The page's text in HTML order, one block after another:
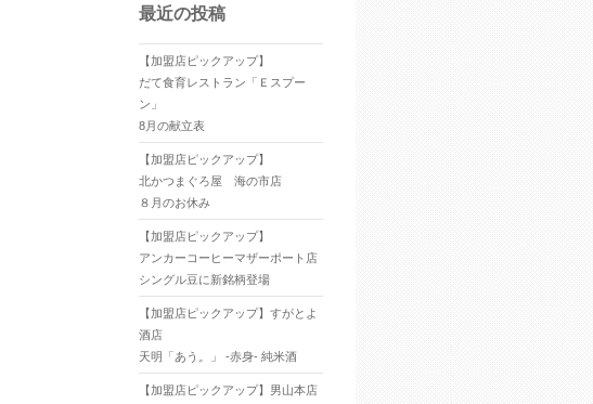
最近の投稿
【加盟店ピックアップ】
だて食育レストラン「Ｅスプー
ン」
8月の献立表
【加盟店ピックアップ】
北かつまぐろ屋 海の市店
８月のお休み
【加盟店ピックアップ】
アンカーコーヒーマザーポート店
シングル豆に新銘柄登場
【加盟店ピックアップ】すがとよ
酒店
天明「あう。」 -赤身- 純米酒
【加盟店ピックアップ】男山本店